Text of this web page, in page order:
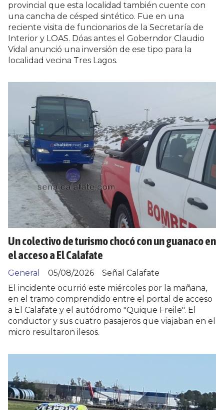
provincial que esta localidad también cuente con
una cancha de césped sintético. Fue en una
reciente visita de funcionarios de la Secretaría de
Interior y LOAS. Dóas antes el Goberndor Claudio
Vidal anunció una inversión de ese tipo para la
localidad vecina Tres Lagos.
Un colectivo de turismo chocó con un guanaco en
el acceso a El Calafate
Señal Calafate
General
05/08/2026
El incidente ocurrió este miércoles por la mañana,
en el tramo comprendido entre el portal de acceso
a El Calafate y el autódromo "Quique Freile". El
conductor y sus cuatro pasajeros que viajaban en el
micro resultaron ilesos.